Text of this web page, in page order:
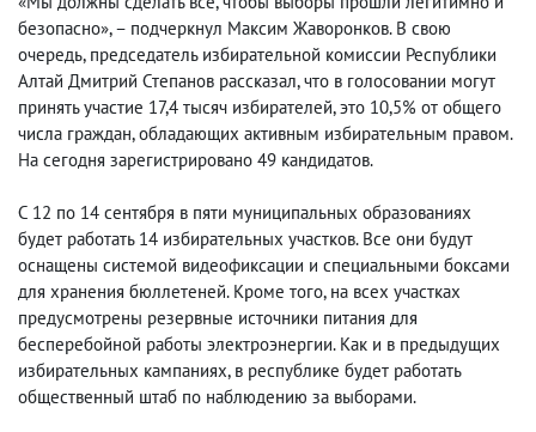
безопасно», – подчеркнул Максим Жаворонков. В свою
очередь, председатель избирательной комиссии Республики
Алтай Дмитрий Степанов рассказал, что в голосовании могут
принять участие 17,4 тысяч избирателей, это 10,5% от общего
числа граждан, обладающих активным избирательным правом.
На сегодня зарегистрировано 49 кандидатов.
С 12 по 14 сентября в пяти муниципальных образованиях
будет работать 14 избирательных участков. Все они будут
оснащены системой видеофиксации и специальными боксами
для хранения бюллетеней. Кроме того, на всех участках
предусмотрены резервные источники питания для
бесперебойной работы электроэнергии. Как и в предыдущих
избирательных кампаниях, в республике будет работать
общественный штаб по наблюдению за выборами.